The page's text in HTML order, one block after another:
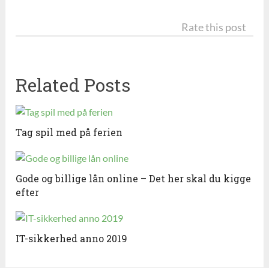
Rate this post
Related Posts
Tag spil med på ferien
Gode og billige lån online – Det her skal du kigge
efter
IT-sikkerhed anno 2019